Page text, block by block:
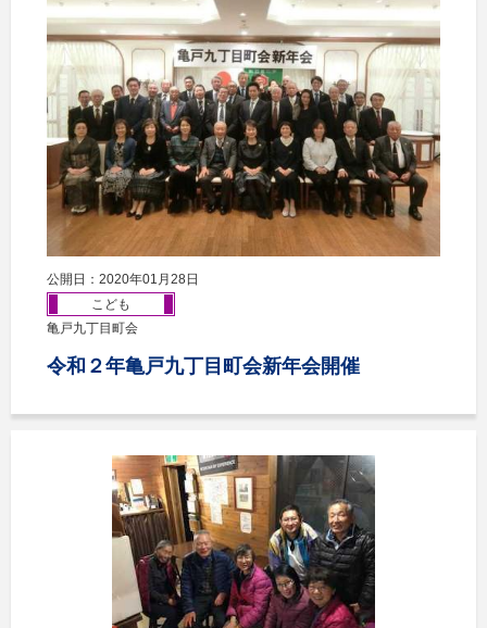
公開日：2020年01月28日
こども
亀戸九丁目町会
令和２年亀戸九丁目町会新年会開催